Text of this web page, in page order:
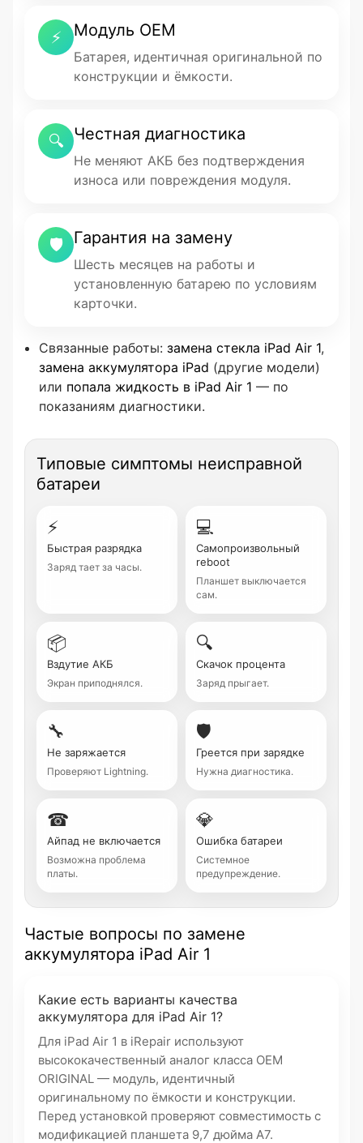
⚡ Модуль OEM
Батарея, идентичная оригинальной по
конструкции и ёмкости.
🔍 Честная диагностика
Не меняют АКБ без подтверждения
износа или повреждения модуля.
🛡 Гарантия на замену
Шесть месяцев на работы и
установленную батарею по условиям
карточки.
Связанные работы: замена стекла iPad Air 1,
замена аккумулятора iPad (другие модели)
или попала жидкость в iPad Air 1 — по
показаниям диагностики.
Типовые симптомы неисправной
батареи
⚡
Быстрая разрядка
Заряд тает за часы.
💻
Самопроизвольный
reboot
Планшет выключается
сам.
📦
Вздутие АКБ
Экран приподнялся.
🔍
Скачок процента
Заряд прыгает.
🔧
Не заряжается
Проверяют Lightning.
🛡
Греется при зарядке
Нужна диагностика.
☎
Айпад не включается
Возможна проблема
платы.
💎
Ошибка батареи
Системное
предупреждение.
Частые вопросы по замене
аккумулятора iPad Air 1
Какие есть варианты качества
аккумулятора для iPad Air 1?
Для iPad Air 1 в iRepair используют
высококачественный аналог класса OEM
ORIGINAL — модуль, идентичный
оригинальному по ёмкости и конструкции.
Перед установкой проверяют совместимость с
модификацией планшета 9,7 дюйма A7.